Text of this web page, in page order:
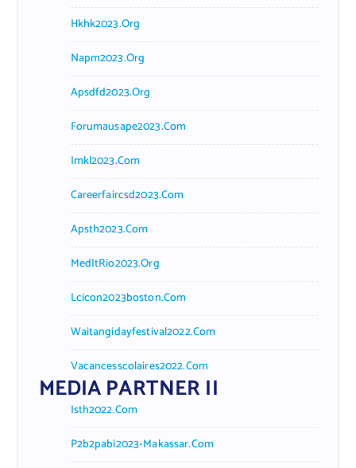
Hkhk2023.org
Napm2023.org
Apsdfd2023.org
Forumausape2023.com
Imkl2023.com
Careerfaircsd2023.com
Apsth2023.com
MedItRio2023.org
Lcicon2023boston.com
Waitangidayfestival2022.com
Vacancesscolaires2022.com
MEDIA PARTNER II
Isth2022.com
P2b2pabi2023-Makassar.com